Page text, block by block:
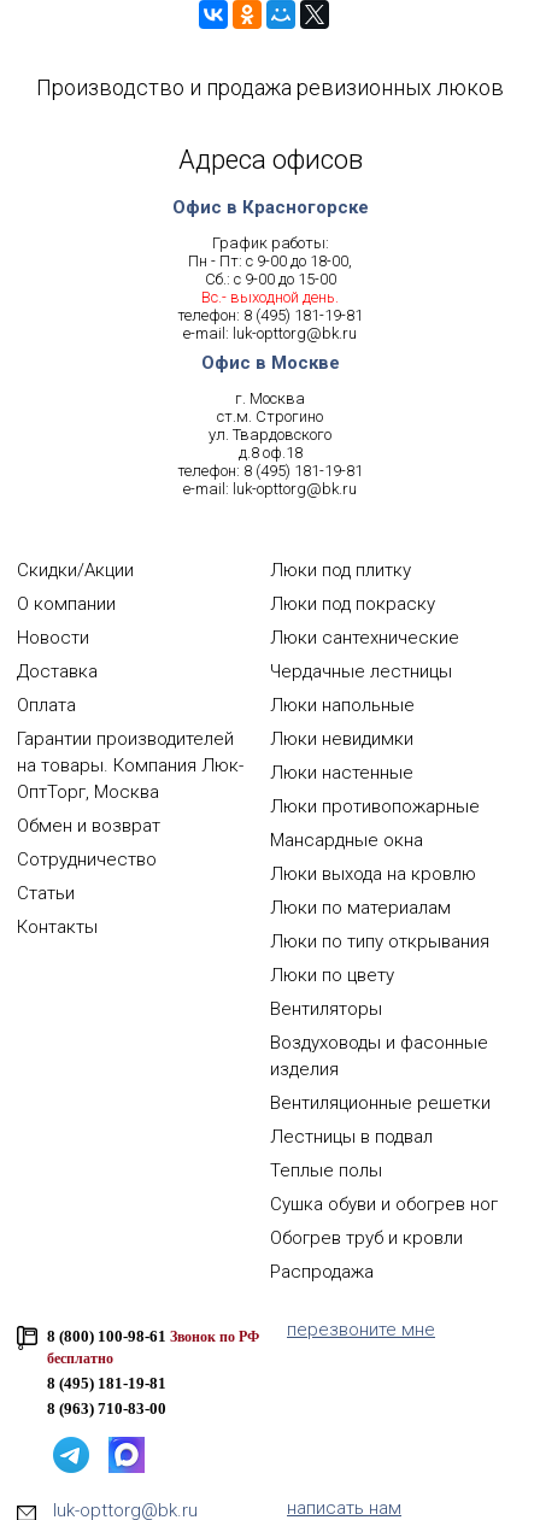
Производство и продажа ревизионных люков
Адреса офисов
Офис в Красногорске
График работы:
Пн - Пт: с 9-00 до 18-00,
Сб.: с 9-00 до 15-00
Вс.- выходной день.
телефон: 8 (495) 181-19-81
e-mail: luk-opttorg@bk.ru
Офис в Москве
г. Москва
ст.м. Строгино
ул. Твардовского
д.8 оф.18
телефон: 8 (495) 181-19-81
e-mail: luk-opttorg@bk.ru
Скидки/Акции
О компании
Новости
Доставка
Оплата
Гарантии производителей
на товары. Компания Люк-
ОптТорг, Москва
Обмен и возврат
Сотрудничество
Статьи
Контакты
Люки под плитку
Люки под покраску
Люки сантехнические
Чердачные лестницы
Люки напольные
Люки невидимки
Люки настенные
Люки противопожарные
Мансардные окна
Люки выхода на кровлю
Люки по материалам
Люки по типу открывания
Люки по цвету
Вентиляторы
Воздуховоды и фасонные
изделия
Вентиляционные решетки
Лестницы в подвал
Теплые полы
Сушка обуви и обогрев ног
Обогрев труб и кровли
Распродажа
8 (800) 100-98-61 Звонок по РФ
бесплатно
8 (495) 181-19-81
8 (963) 710-83-00
перезвоните мне
luk-opttorg@bk.ru написать нам